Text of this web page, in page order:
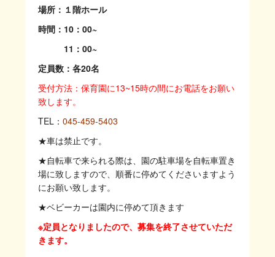
場所：１階ホール
時間：10：00~
11：00~
定員数：各20名
受付方法：保育園に13~15時の間にお電話をお願い
致します。
TEL： 045-459-5403
★車は禁止です。
★自転車で来られる際は、園の駐車場を自転車置き
場に致しますので、順番に停めてくださいますよう
にお願い致します。
★ベビーカーは園内に停めて頂きます
※定員となりましたので、募集を終了させていただ
きます。